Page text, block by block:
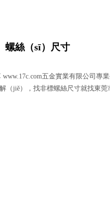
台階（jiē）精密螺絲
異形精密螺絲（sī）
螺絲（sī）尺寸
www.17c.com五金實業有限公司專
（jiě），找非標螺絲尺寸就找東